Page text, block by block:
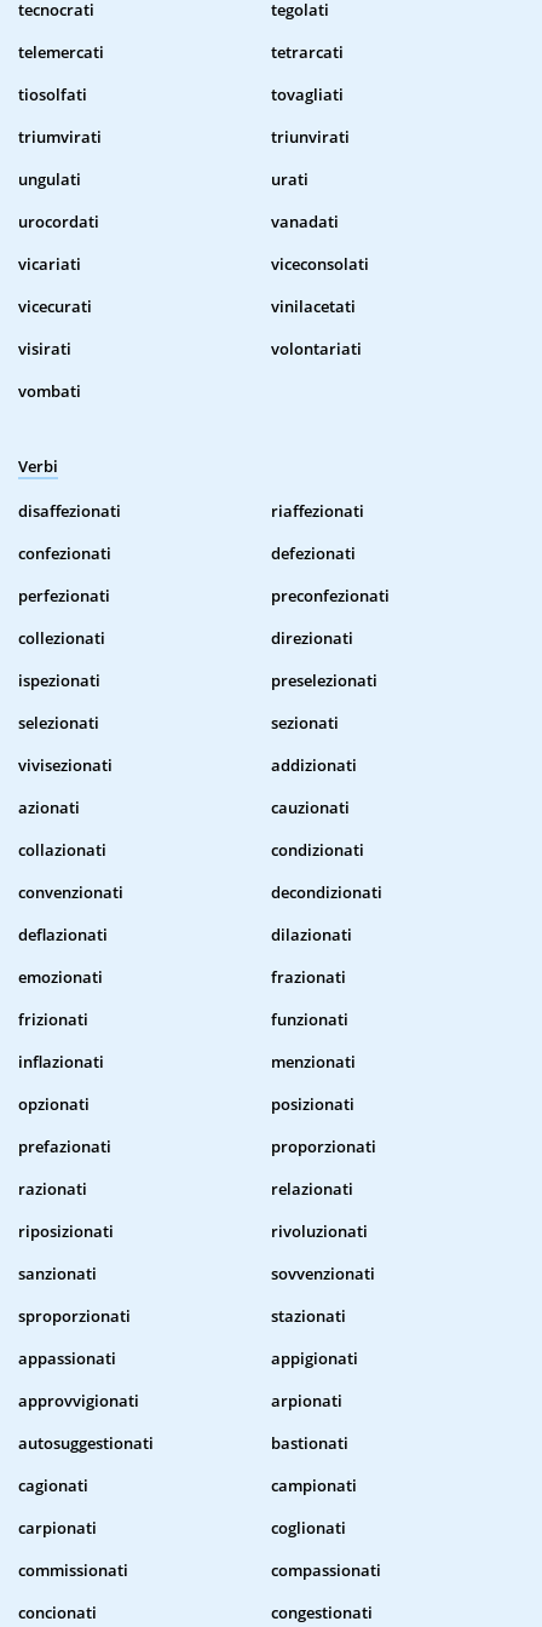
tecnocrati
tegolati
telemercati
tetrarcati
tiosolfati
tovagliati
triumvirati
triunvirati
ungulati
urati
urocordati
vanadati
vicariati
viceconsolati
vicecurati
vinilacetati
visirati
volontariati
vombati
Verbi
disaffezionati
riaffezionati
confezionati
defezionati
perfezionati
preconfezionati
collezionati
direzionati
ispezionati
preselezionati
selezionati
sezionati
vivisezionati
addizionati
azionati
cauzionati
collazionati
condizionati
convenzionati
decondizionati
deflazionati
dilazionati
emozionati
frazionati
frizionati
funzionati
inflazionati
menzionati
opzionati
posizionati
prefazionati
proporzionati
razionati
relazionati
riposizionati
rivoluzionati
sanzionati
sovvenzionati
sproporzionati
stazionati
appassionati
appigionati
approvvigionati
arpionati
autosuggestionati
bastionati
cagionati
campionati
carpionati
coglionati
commissionati
compassionati
concionati
congestionati